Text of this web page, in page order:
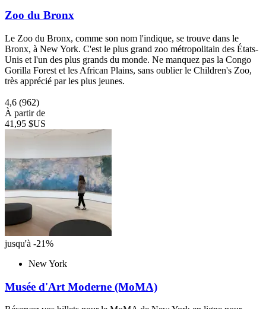
Zoo du Bronx
Le Zoo du Bronx, comme son nom l'indique, se trouve dans le
Bronx, à New York. C'est le plus grand zoo métropolitain des États-
Unis et l'un des plus grands du monde. Ne manquez pas la Congo
Gorilla Forest et les African Plains, sans oublier le Children's Zoo,
très apprécié par les plus jeunes.
4,6 (962)
À partir de
41,95 $US
jusqu'à -21%
New York
Musée d'Art Moderne (MoMA)